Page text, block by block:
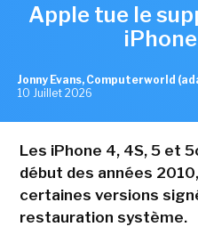
Apple tue le
Jonny Evans, Computerworld
10 Juillet 2026
Les iPhone 4, 4S, 5 et
début des années
certaines versions
restauration système.